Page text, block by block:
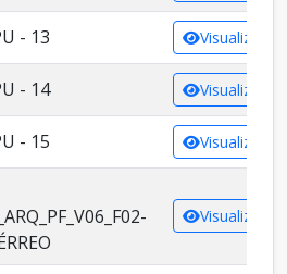
- 13 Visualizar
- 14 Visualizar
- 15 Visualizar
Visualizar